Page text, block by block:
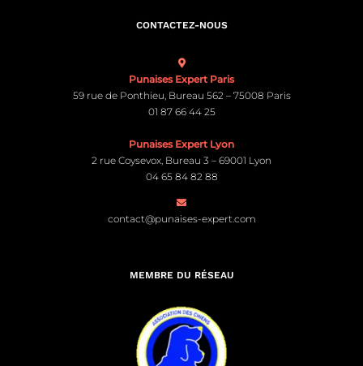
CONTACTEZ-NOUS
Punaises Expert Paris
59 rue de Ponthieu, Bureau 562 – 75008 Paris
01 87 66 44 25
Punaises Expert Lyon
2 rue Coysevox, Bureau 3 – 69001 Lyon
04 65 84 82 88
contact@punaises-expert.com
MEMBRE DU RÉSEAU